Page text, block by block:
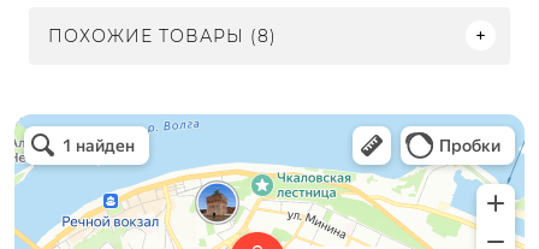
ПОХОЖИЕ ТОВАРЫ (8)
Электрон
Светильники в Нижнем Новгороде
Электротехническая продукция в Нижнем Новгороде